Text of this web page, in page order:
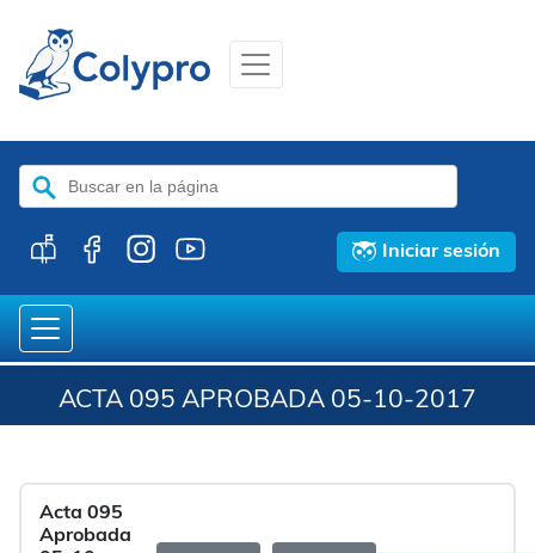
Buscar:
Iniciar sesión
ACTA 095 APROBADA 05-10-2017
Acta 095
Aprobada